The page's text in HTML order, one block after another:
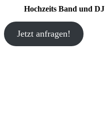
Hochzeits Band und DJ
Jetzt anfragen!